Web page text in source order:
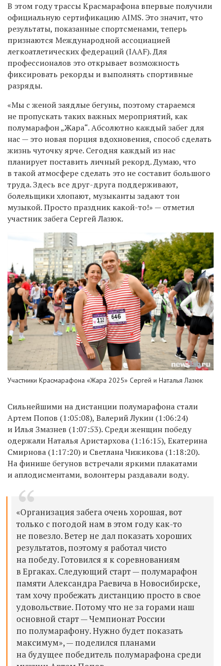
В этом году трассы Красмарафона впервые получили
официальную сертификацию AIMS. Это значит, что
результаты, показанные спортсменами, теперь
признаются Международной ассоциацией
легкоатлетических федераций (IAAF). Для
профессионалов это открывает возможность
фиксировать рекорды и выполнять спортивные
разряды.
«Мы с женой заядлые бегуны, поэтому стараемся
не пропускать таких важных мероприятий, как
полумарафон „Жара“. Абсолютно каждый забег для
нас — это новая порция вдохновения, способ сделать
жизнь чуточку ярче. Сегодня каждый из нас
планирует поставить личный рекорд. Думаю, что
в такой атмосфере сделать это не составит большого
труда. Здесь все друг-друга поддерживают,
болельщики хлопают, музыканты задают тон
музыкой. Просто праздник какой-то!» — отметил
участник забега Сергей Лазюк.
Участники Красмарафона «Жара 2025» Сергей и Наталья Лазюк
Сильнейшими на дистанции полумарафона стали
Артем Попов (1:05:08), Валерий Лукин (1:06:24)
и Илья Змазнев (1:07:53). Среди женщин победу
одержали Наталья Аристархова (1:16:15), Екатерина
Смирнова (1:17:20) и Светлана Чижикова (1:18:20).
На финише бегунов встречали яркими плакатами
и аплодисментами, волонтеры раздавали воду.
«Организация забега очень хорошая, вот
только с погодой нам в этом году как-то
не повезло. Ветер не дал показать хороших
результатов, поэтому я работал чисто
на победу. Готовился я к соревнованиям
в Ергаках. Следующий старт — полумарафон
памяти Александра Раевича в Новосибирске,
там хочу пробежать дистанцию просто в свое
удовольствие. Потому что не за горами наш
основной старт — Чемпионат России
по полумарафону. Нужно будет показать
максимум», — поделился планами
на будущее победитель полумарафона среди